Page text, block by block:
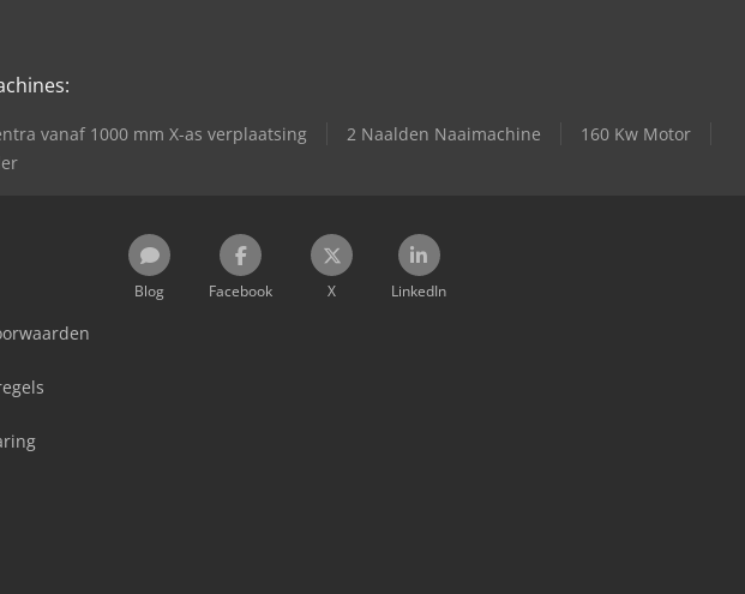
vanaf 1000 mm X-as verplaatsing 2 Naalden Naaimachine
160 Kw Motor
Blog Facebook X LinkedIn